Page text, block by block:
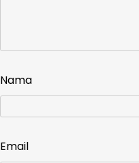
Nama
Email